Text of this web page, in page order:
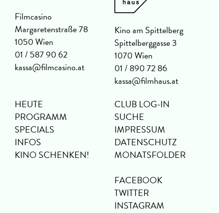
Filmcasino
Margaretenstraße 78
1050 Wien
01 / 587 90 62
kassa@filmcasino.at
Kino am Spittelberg
Spittelberggasse 3
1070 Wien
01 / 890 72 86
kassa@filmhaus.at
HEUTE
PROGRAMM
SPECIALS
INFOS
KINO SCHENKEN!
CLUB LOG-IN
SUCHE
IMPRESSUM
DATENSCHUTZ
MONATSFOLDER
FACEBOOK
TWITTER
INSTAGRAM